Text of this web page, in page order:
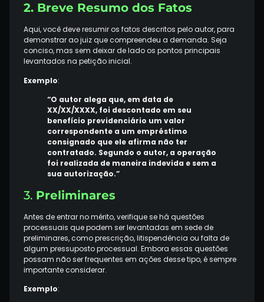
2. Breve Resumo dos Fatos
Aqui, você deve resumir os fatos descritos pelo autor, para
demonstrar ao juiz que compreendeu a demanda. Seja
conciso, mas sem deixar de lado os pontos principais
levantados na petição inicial.
Exemplo:
“O autor alega que, em data de
XX/XX/XXXX, foi descontado em seu
benefício previdenciário um valor
correspondente a um empréstimo
consignado que ele afirma não ter
contratado. Segundo o autor, a operação
foi realizada de maneira indevida e sem a
sua autorização.”
3. Preliminares
Antes de entrar no mérito, verifique se há questões
processuais que podem ser levantadas em sede de
preliminares, como prescrição, litispendência ou falta de
algum pressuposto processual. Embora essas questões
possam não ser frequentes em ações desse tipo, é sempre
importante considerar.
Exemplo: